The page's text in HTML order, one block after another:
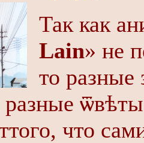
Так как
Lain» не
то разные
разные
что